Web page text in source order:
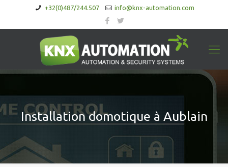
+32(0)487/244.507 info@knx-automation.com
Installation domotique à Aublain